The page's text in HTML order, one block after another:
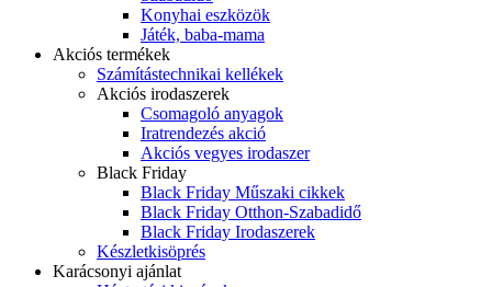
Konyhai eszközök
Játék, baba-mama
Akciós termékek
Számítástechnikai kellékek
Akciós irodaszerek
Csomagoló anyagok
Iratrendezés akció
Akciós vegyes irodaszer
Black Friday
Black Friday Műszaki cikkek
Black Friday Otthon-Szabadidő
Black Friday Irodaszerek
Készletkisöprés
Karácsonyi ajánlat